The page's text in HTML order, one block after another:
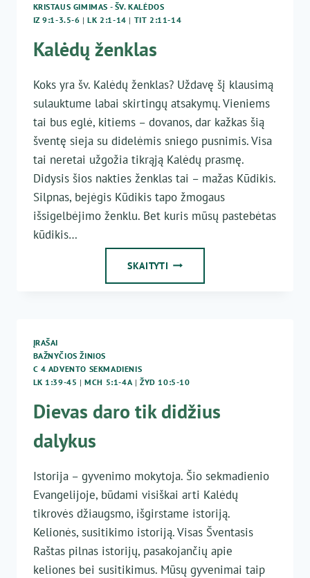
KRISTAUS GIMIMAS - ŠV. KALĖDOS
IZ 9:1-3.5-6 |LK 2:1-14 | TIT 2:11-14
Kalėdų ženklas
Koks yra šv. Kalėdų ženklas? Uždavę šį klausimą
sulauktume labai skirtingų atsakymų. Vieniems
tai bus eglė, kitiems – dovanos, dar kažkas šią
šventę sieja su didelėmis sniego pusnimis. Visa
tai neretai užgožia tikrąją Kalėdų prasmę.
Didysis šios nakties ženklas tai – mažas Kūdikis.
Silpnas, bejėgis Kūdikis tapo žmogaus
išsigelbėjimo ženklu. Bet kuris mūsų pastebėtas
kūdikis…
SKAITYTI KALĖDŲ
ĮRAŠAI
BAŽNYČIOS ŽINIOS
C 4 ADVENTO SEKMADIENIS
LK 1:39-45 |MCH 5:1-4A |ŽYD 10:5-10
Dievas daro tik didžius
dalykus
Istorija – gyvenimo mokytoja. Šio sekmadienio
Evangelijoje, būdami visiškai arti Kalėdų
tikrovės džiaugsmo, išgirstame istoriją.
Kelionės, susitikimo istoriją. Visas Šventasis
Raštas pilnas istorijų, pasakojančių apie
keliones bei susitikimus. Mūsų gyvenimai taip